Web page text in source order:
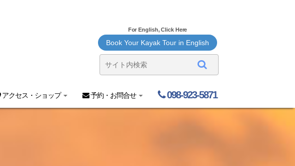
For English, Click Here
Book Your Kayak Tour in English
アクセス・ショップ 予約・お問合せ 098-923-5871